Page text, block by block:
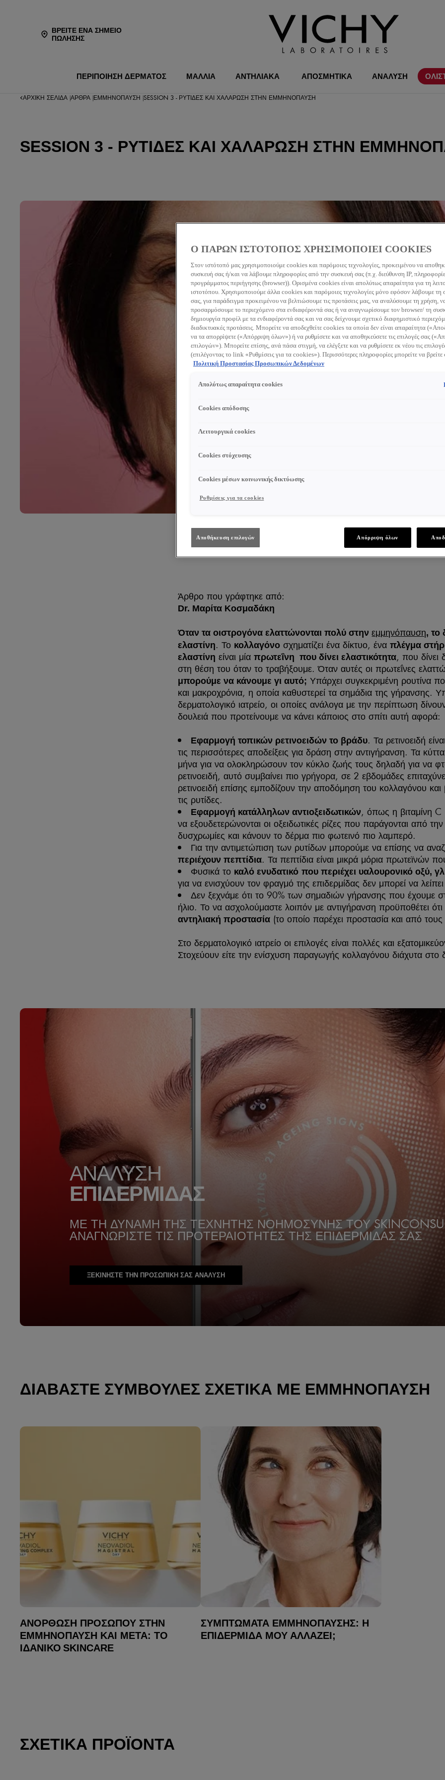
ΒΡΕΊΤΕ ΈΝΑ ΣΗΜΕΊΟ
ΠΏΛΗΣΗΣ
ΠΕΡΙΠΟΙΗΣΗ ΔΕΡΜΑΤΟΣ ΜΑΛΛΙΑ ΑΝΤΗΛΙΑΚΑ ΑΠΟΣΜΗΤΙΚΑ ΑΝΑΛΥΣΗ
ΑΡΧΙΚΉ ΣΕΛΊΔΑ ΆΡΘΡΑ ΕΜΜΗΝΌΠΑΥΣΗ SESSION 3 - ΡΥΤΊΔΕΣ ΚΑΙ ΧΑΛΆΡΩΣΗ ΣΤΗΝ ΕΜΜΗΝΌΠΑΥΣΗ
SESSION 3 - ΡΥΤΊΔΕΣ ΚΑΙ ΧΑΛΆΡΩΣΗ ΣΤΗΝ
Άρθρο που γράφτηκε από:
Dr. Μαρίτα Κοσμαδάκη
Όταν τα οιστρογόνα ελαττώνονται πολύ στηνεμμηνόπαυση, το
ελαστίνη. Το κολλαγόνο σχηματίζει ένα δίκτυο, έναπλέγμα
ελαστίνη είναι μίαπρωτεΐνη που δίνει ελαστικότητα, που δίνει
στη θέση του όταν το τραβήξουμε. Όταν αυτές οι πρωτεΐνες
μπορούμε να κάνουμε γι αυτό; Υπάρχει συγκεκριμένη ρουτίνα
και μακροχρόνια, η οποία καθυστερεί τα σημάδια της γήρανσης.
δερματολογικό ιατρείο, οι οποίες ανάλογα με την περίπτωση
δουλειά που προτείνουμε να κάνει κάποιος στο σπίτι αυτή αφορά:
Εφαρμογή τοπικών ρετινοειδών το βράδυ. Τα ρετινοειδή
τις περισσότερες αποδείξεις για δράση στην αντιγήρανση. Τα
μήνα για να ολοκληρώσουν τον κύκλο ζωής τους δηλαδή για να
ρετινοειδή, αυτό συμβαίνει πιο γρήγορα, σε 2 εβδομάδες
ρετινοειδή επίσης εμποδίζουν την αποδόμηση του κολλαγόνου
τις ρυτίδες.
Εφαρμογή κατάλληλων αντιοξειδωτικών, όπως η βιταμίνη
να εξουδετερώνονται οι οξειδωτικές ρίζες που παράγονται από
δυσχρωμίες και κάνουν το δέρμα πιο φωτεινό πιο λαμπερό.
Για την αντιμετώπιση των ρυτίδων μπορούμε να επίσης να
περιέχουν πεπτίδια. Τα πεπτίδια είναι μικρά μόρια
Φυσικά το καλό ενυδατικό που περιέχει υαλουρονικό οξύ,
για να ενισχύουν τον φραγμό της επιδερμίδας δεν μπορεί να
Δεν ξεχνάμε ότι το 90% των σημαδιών γήρανσης που έχουμε
ήλιο. Το να ασχολούμαστε λοιπόν με αντιγήρανση προϋποθέτει
αντηλιακή προστασία (το οποίο παρέχει προστασία και από
Στο δερματολογικό ιατρείο οι επιλογές είναι πολλές και
Στοχεύουν είτε την ενίσχυση παραγωγής κολλαγόνου διάχυτα
ΑΝΑΛΥΣΗ
ΕΠΙΔΕΡΜΙΔΑΣ
ΜΕ ΤΗ ΔΥΝΑΜΗ ΤΗΣ ΤΕΧΝΗΤΗΣ ΝΟΗΜΟΣΥΝΗΣ ΤΟΥ
ΑΝΑΓΝΩΡΙΣΤΕ ΤΙΣ ΠΡΟΤΕΡΑΙΟΤΗΤΕΣ ΤΗΣ ΕΠΙΔΕΡΜΙΔΑΣ ΣΑΣ
ΞΕΚΙΝΗΣΤΕ ΤΗΝ ΠΡΟΣΩΠΙΚΗ ΣΑΣ ΑΝΑΛΥΣΗ
ΔΙΑΒΆΣΤΕ ΣΥΜΒΟΥΛΈΣ ΣΧΕΤΙΚΆ ΜΕ ΕΜΜΗΝΌΠΑΥΣΗ
ΑΝΌΡΘΩΣΗ ΠΡΟΣΏΠΟΥ ΣΤΗΝ
ΕΜΜΗΝΌΠΑΥΣΗ ΚΑΙ ΜΕΤΆ: ΤΟ
ΙΔΑΝΙΚΌ SKINCARE
ΣΥΜΠΤΏΜΑΤΑ ΕΜΜΗΝΌΠΑΥΣΗΣ: Η
ΕΠΙΔΕΡΜΊΔΑ ΜΟΥ ΑΛΛΆΖΕΙ;
ΣΧΕΤΙΚΆ ΠΡΟΪΌΝΤΑ
Ο ΠΑΡΩΝ ΙΣΤΟΤΟΠΟΣ ΧΡΗΣΙΜΟΠΟΙΕΙ COOKIES
Στον ιστότοπό μας χρησιμοποιούμε cookies και παρόμοιες τεχνολογίες, προκειμένου να
συσκευή σας ή/και να λάβουμε πληροφορίες από την συσκευή σας (π.χ. διεύθυνση IP,
προγράμματος περιήγησης (browser)). Ορισμένα cookies είναι απολύτως απαραίτητα για τη
ιστοτόπου. Χρησιμοποιούμε άλλα cookies και παρόμοιες τεχνολογίες μόνο εφόσον λάβουμε τη
σας, για παράδειγμα προκειμένου να βελτιώσουμε τις προτάσεις μας, να αναλύσουμε τη χρήση,
προσαρμόσουμε το περιεχόμενο στα ενδιαφέροντά σας ή να αναγνωρίσουμε τον browser/ τη
δημιουργία προφίλ με τα ενδιαφέροντά σας και να σας δείχνουμε σχετικό διαφημιστικό
διαδικτυακές προτάσεις. Μπορείτε να αποδεχθείτε cookies τα οποία δεν είναι απαραίτητα
να τα απορρίψετε («Απόρριψη όλων») ή να ρυθμίσετε και να αποθηκεύσετε τις επιλογές σας
επιλογών»). Μπορείτε επίσης, ανά πάσα στιγμή, να ελέγξετε και να ρυθμίσετε εκ νέου τις
(επιλέγοντας το link «Ρυθμίσεις για τα cookies»). Περισσότερες πληροφορίες μπορείτε να βρείτε
Πολιτική Προστασίας Προσωπικών Δεδομένων
Απολύτως απαραίτητα cookies
Cookies απόδοσης
Λειτουργικά cookies
Cookies στόχευσης
Cookies μέσων κοινωνικής δικτύωσης
Ρυθμίσεις για τα cookies
Αποθήκευση επιλογών Απόρριψη όλων